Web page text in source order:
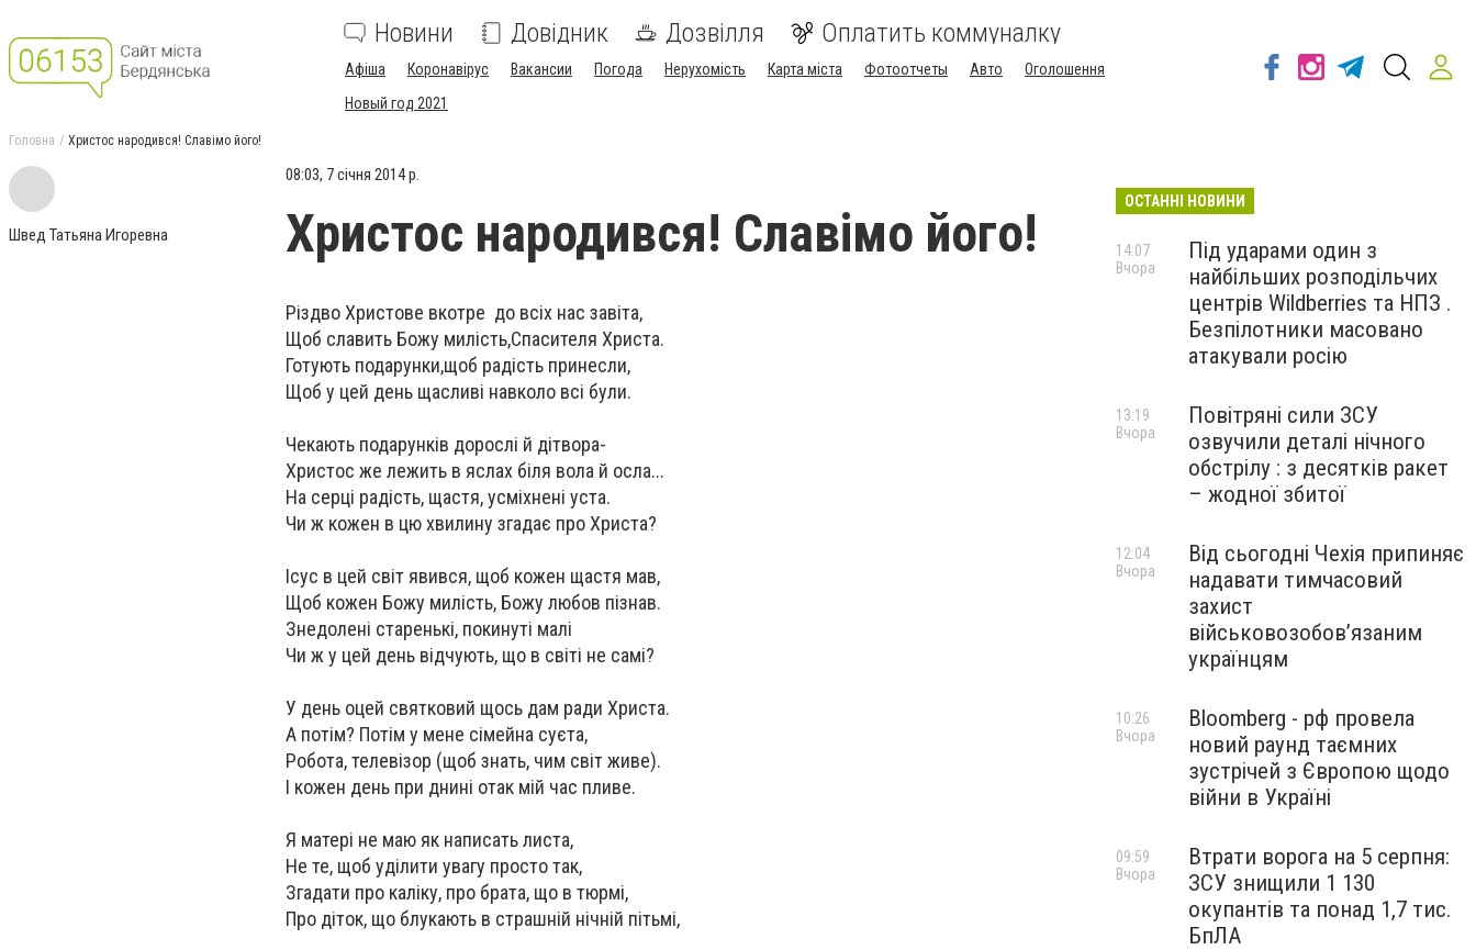
Новини Довідник Дозвілля Оплатить коммуналку
Афіша Коронавірус Вакансии Погода Нерухомість Карта міста Фотоотчеты Авто
Оголошення
Новый год 2021
Головна Христос народився! Славімо його!
Швед Татьяна Игоревна
08:03, 7 січня 2014 р.
Христос народився! Славімо його!
Різдво Христове вкотре до всіх нас завіта,
Щоб славить Божу милість,Спасителя Христа.
Готують подарунки,щоб радість принесли,
Щоб у цей день щасливі навколо всі були.
Чекають подарунків дорослі й дітвора-
Христос же лежить в яслах біля вола й осла...
На серці радість, щастя, усміхнені уста.
Чи ж кожен в цю хвилину згадає про Христа?
Ісус в цей світ явився, щоб кожен щастя мав,
Щоб кожен Божу милість, Божу любов пізнав.
Знедолені старенькі, покинуті малі
Чи ж у цей день відчують, що в світі не самі?
У день оцей святковий щось дам ради Христа.
А потім? Потім у мене сімейна суєта,
Робота, телевізор (щоб знать, чим світ живе).
І кожен день при днині отак мій час пливе.
Я матері не маю як написать листа,
Не те, щоб уділити увагу просто так,
Згадати про каліку, про брата, що в тюрмі,
Про діток, що блукають в страшній нічній пітьмі,
ОСТАННІ НОВИНИ
Під ударами один з
найбільших розподільчих
центрів Wildberries та НПЗ .
Безпілотники масовано
атакували росію
14:07
Вчора
Повітряні сили ЗСУ
озвучили деталі нічного
обстрілу : з десятків ракет
– жодної збитої
13:19
Вчора
Від сьогодні Чехія припиняє
надавати тимчасовий
захист
військовозобов’язаним
українцям
12:04
Вчора
Bloomberg - рф провела
новий раунд таємних
зустрічей з Європою щодо
війни в Україні
10:26
Вчора
Втрати ворога на 5 серпня:
ЗСУ знищили 1 130
окупантів та понад 1,7 тис.
БпЛА
09:59
Вчора